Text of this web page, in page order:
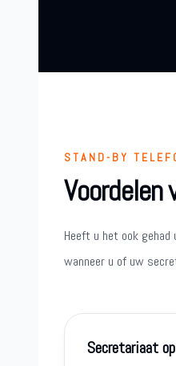
STAND-BY
Heeft u het ook
wanneer u of uw
Secretariaat